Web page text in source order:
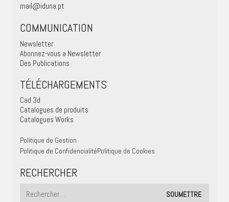
mail@iduna.pt
COMMUNICATION
Newsletter
Abonnez-vous a Newsletter
Des Publications
TÉLÉCHARGEMENTS
Cad 3d
Catalogues de produits
Catalogues Works
Politique de Gestion
Politique de ConfidencialitéPolitique de Cookies
RECHERCHER